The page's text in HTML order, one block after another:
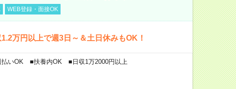
WEB登録・面接OK
万円以上で週3日～＆土日休みもOK！
いOK ■扶養内OK ■日収1万2000円以上